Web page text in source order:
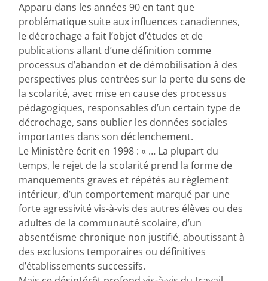
Apparu dans les années 90 en tant que
problématique suite aux influences canadiennes,
le décrochage a fait l’objet d’études et de
publications allant d’une définition comme
processus d’abandon et de démobilisation à des
perspectives plus centrées sur la perte du sens de
la scolarité, avec mise en cause des processus
pédagogiques, responsables d’un certain type de
décrochage, sans oublier les données sociales
importantes dans son déclenchement.
Le Ministère écrit en 1998 : « … La plupart du
temps, le rejet de la scolarité prend la forme de
manquements graves et répétés au règlement
intérieur, d’un comportement marqué par une
forte agressivité vis-à-vis des autres élèves ou des
adultes de la communauté scolaire, d’un
absentéisme chronique non justifié, aboutissant à
des exclusions temporaires ou définitives
d’établissements successifs.